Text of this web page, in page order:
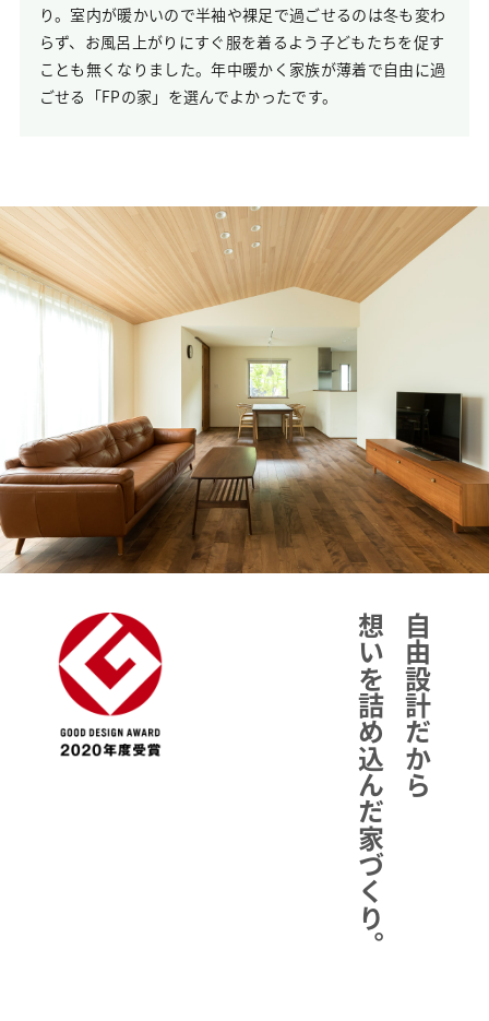
り。室内が暖かいので半袖や裸足で過ごせるのは冬も変わ
らず、お風呂上がりにすぐ服を着るよう子どもたちを促す
ことも無くなりました。年中暖かく家族が薄着で自由に過
ごせる「FPの家」を選んでよかったです。
自由設計だから
想いを詰め込んだ家づくり。